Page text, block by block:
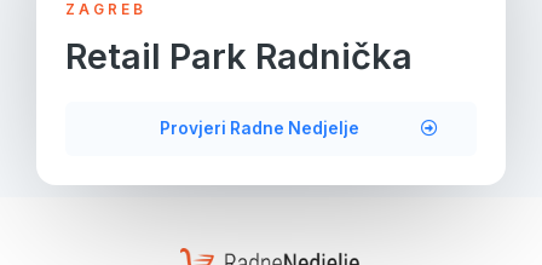
ZAGREB
Retail Park Radnička
Provjeri Radne Nedjelje